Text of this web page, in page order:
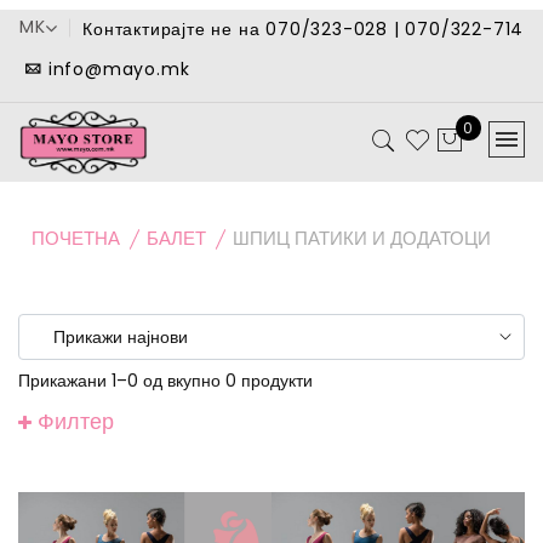
MK
Контактирајте не на 070/323-028 | 070/322-714
info@mayo.mk
0
ПОЧЕТНА БАЛЕТ ШПИЦ ПАТИКИ И ДОДАТОЦИ
Прикажани 1–0 од вкупно 0 продукти
Филтер